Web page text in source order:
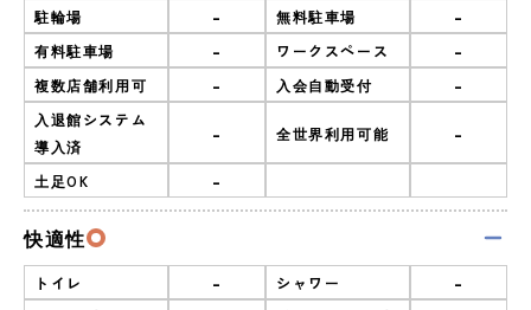
駐輪場 - 無料駐車場 -
有料駐車場 - ワークスペース -
複数店舗利用可 - 入会自動受付 -
入退館システム
導入済
- 全世界利用可能 -
土足OK -
快適性
トイレ - シャワー -